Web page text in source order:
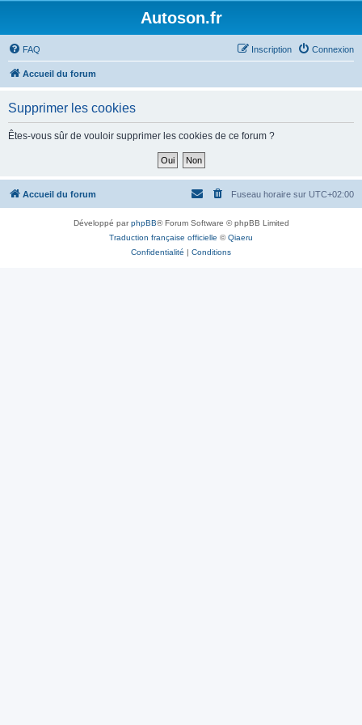
Autoson.fr
FAQ Connexion
Inscription
Accueil du forum
Supprimer les cookies
Êtes-vous sûr de vouloir supprimer les cookies de ce forum ?
Accueil du forum Fuseau horaire sur UTC+02:00
Développé parphpBB® Forum Software © phpBB Limited
Traduction française officielle ©Qiaeru
Confidentialité | Conditions